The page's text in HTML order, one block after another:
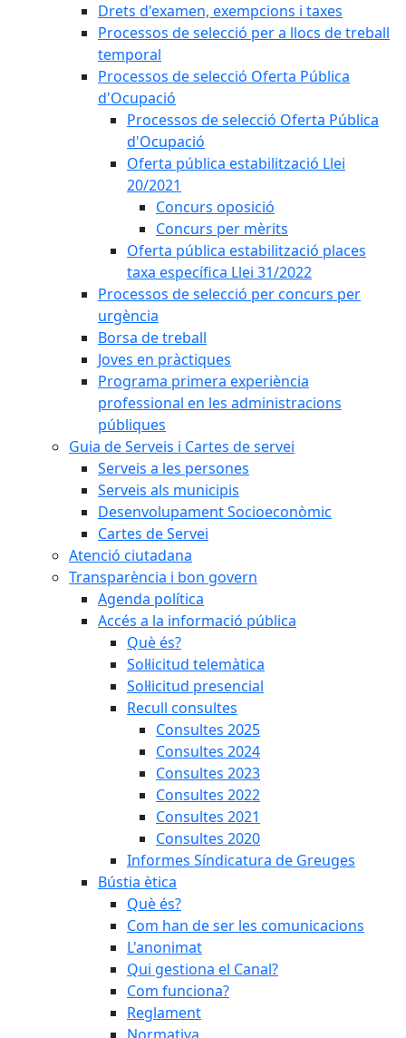
Drets d'examen, exempcions i taxes
Processos de selecció per a llocs de treball
temporal
Processos de selecció Oferta Pública
d'Ocupació
Processos de selecció Oferta Pública
d'Ocupació
Oferta pública estabilització Llei
20/2021
Concurs oposició
Concurs per mèrits
Oferta pública estabilització places
taxa específica Llei 31/2022
Processos de selecció per concurs per
urgència
Borsa de treball
Joves en pràctiques
Programa primera experiència
professional en les administracions
públiques
Guia de Serveis i Cartes de servei
Serveis a les persones
Serveis als municipis
Desenvolupament Socioeconòmic
Cartes de Servei
Atenció ciutadana
Transparència i bon govern
Agenda política
Accés a la informació pública
Què és?
Sol·licitud telemàtica
Sol·licitud presencial
Recull consultes
Consultes 2025
Consultes 2024
Consultes 2023
Consultes 2022
Consultes 2021
Consultes 2020
Informes Síndicatura de Greuges
Bústia ètica
Què és?
Com han de ser les comunicacions
L'anonimat
Qui gestiona el Canal?
Com funciona?
Reglament